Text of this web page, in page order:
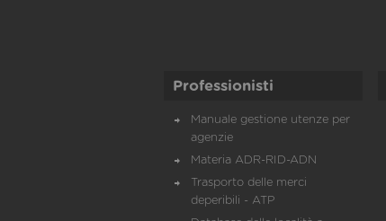
Professionisti
Manuale gestione utenze per
agenzie
Materia ADR-RID-ADN
Trasporto delle merci
deperibili - ATP